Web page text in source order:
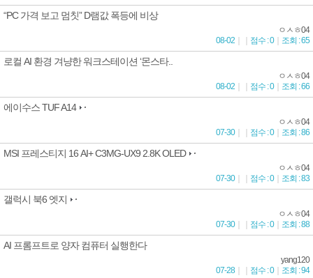
“PC 가격 보고 멈칫” D램값 폭등에 비상
ㅇㅅㅎ04
08-02
점수 : 0｜ 조회 : 65
로컬 AI 환경 겨냥한 워크스테이션 ‘몬스타..
ㅇㅅㅎ04
08-02
점수 : 0｜ 조회 : 66
에이수스 TUF A14
ㅇㅅㅎ04
07-30｜ 점수 : 0｜ 조회 : 86
MSI 프레스티지 16 AI+ C3MG-UX9 2.8K OLED
ㅇㅅㅎ04
07-30｜ 점수 : 0｜ 조회 : 83
갤럭시 북6 엣지
ㅇㅅㅎ04
07-30｜ 점수 : 0｜ 조회 : 88
AI 프롬프트로 양자 컴퓨터 실행한다
yang120
07-28｜ 점수 : 0｜ 조회 : 94